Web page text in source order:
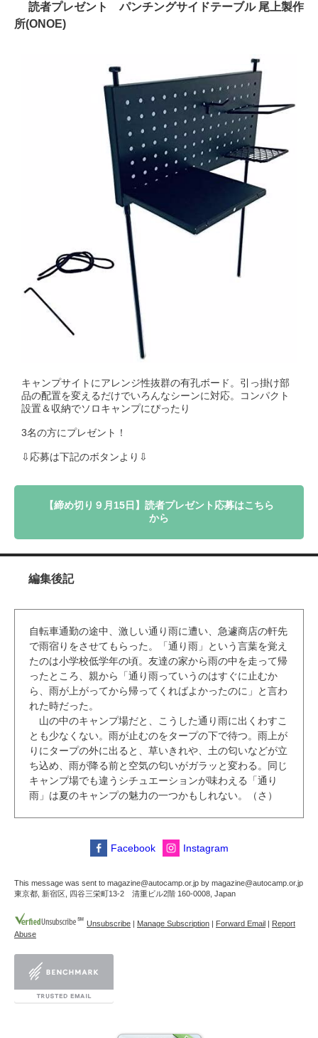
読者プレゼント パンチングサイドテーブル 尾上製作
所(ONOE)
キャンプサイトにアレンジ性抜群の有孔ボード。引っ掛け部
品の配置を変えるだけでいろんなシーンに対応。コンパクト
設置＆収納でソロキャンプにぴったり
3名の方にプレゼント！
⇩応募は下記のボタンより⇩
【締め切り９月15日】読者プレゼント応募はこちら
から
編集後記
自転車通勤の途中、激しい通り雨に遭い、急遽商店の軒先
で雨宿りをさせてもらった。「通り雨」という言葉を覚え
たのは小学校低学年の頃。友達の家から雨の中を走って帰
ったところ、親から「通り雨っていうのはすぐに止むか
ら、雨が上がってから帰ってくればよかったのに」と言わ
れた時だった。
山の中のキャンプ場だと、こうした通り雨に出くわすこ
とも少なくない。雨が止むのをタープの下で待つ。雨上が
りにタープの外に出ると、草いきれや、土の匂いなどが立
ち込め、雨が降る前と空気の匂いがガラッと変わる。同じ
キャンプ場でも違うシチュエーションが味わえる「通り
雨」は夏のキャンプの魅力の一つかもしれない。（さ）
Facebook Instagram
This message was sent to magazine@autocamp.or.jp by magazine@autocamp.or.jp
東京都, 新宿区, 四谷三栄町13-2 清重ビル2階 160-0008, Japan
Unsubscribe | Manage Subscription | Forward Email | Report
Abuse